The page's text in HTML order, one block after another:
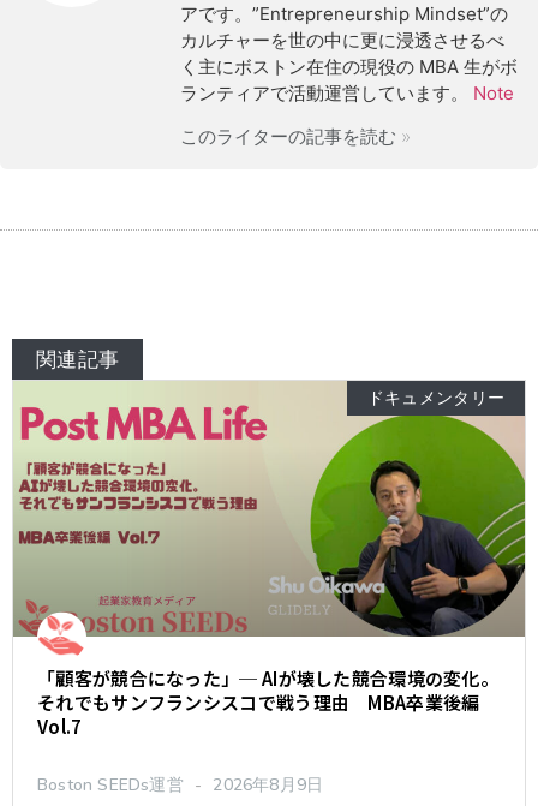
アです。”Entrepreneurship Mindset”の
カルチャーを世の中に更に浸透させるべ
く主にボストン在住の現役の MBA 生がボ
ランティアで活動運営しています。 Note
このライターの記事を読む »
関連記事
ドキュメンタリー
「顧客が競合になった」─ AIが壊した競合環境の変化。
それでもサンフランシスコで戦う理由 MBA卒業後編
Vol.7
Boston SEEDs運営 2026年8月9日